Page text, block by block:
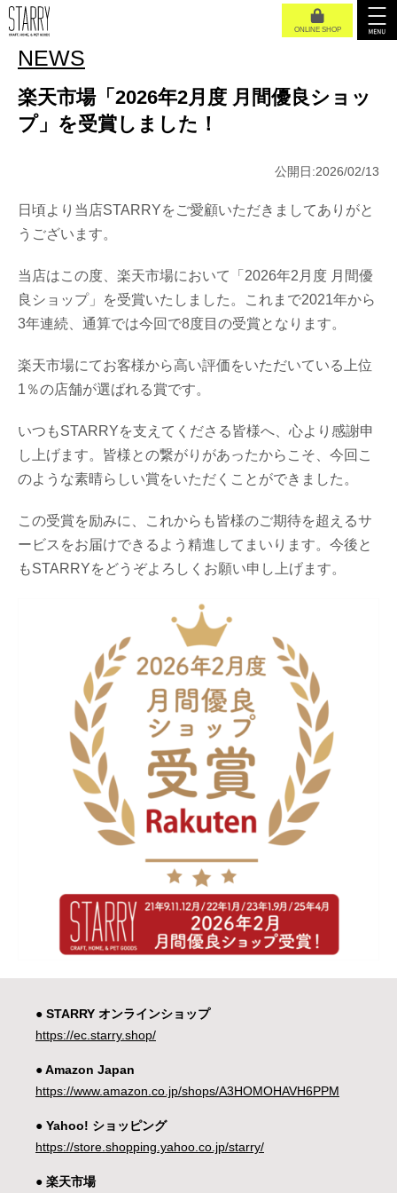
ONLINE SHOP
NEWS
楽天市場「2026年2月度 月間優良ショッ
プ」を受賞しました！
公開日:2026/02/13
日頃より当店STARRYをご愛顧いただきましてありがと
うございます。
当店はこの度、楽天市場において「2026年2月度 月間優
良ショップ」を受賞いたしました。これまで2021年から
3年連続、通算では今回で8度目の受賞となります。
楽天市場にてお客様から高い評価をいただいている上位
1％の店舗が選ばれる賞です。
いつもSTARRYを支えてくださる皆様へ、心より感謝申
し上げます。皆様との繋がりがあったからこそ、今回こ
のような素晴らしい賞をいただくことができました。
この受賞を励みに、これからも皆様のご期待を超えるサ
ービスをお届けできるよう精進してまいります。今後と
もSTARRYをどうぞよろしくお願い申し上げます。
● STARRY オンラインショップ
https://ec.starry.shop/
● Amazon Japan
https://www.amazon.co.jp/shops/A3HOMOHAVH6PPM
● Yahoo! ショッピング
https://store.shopping.yahoo.co.jp/starry/
● 楽天市場